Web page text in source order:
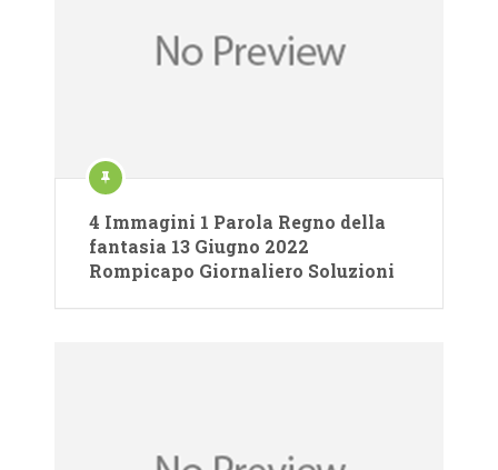
4 Immagini 1 Parola Regno della
fantasia 13 Giugno 2022
Rompicapo Giornaliero Soluzioni